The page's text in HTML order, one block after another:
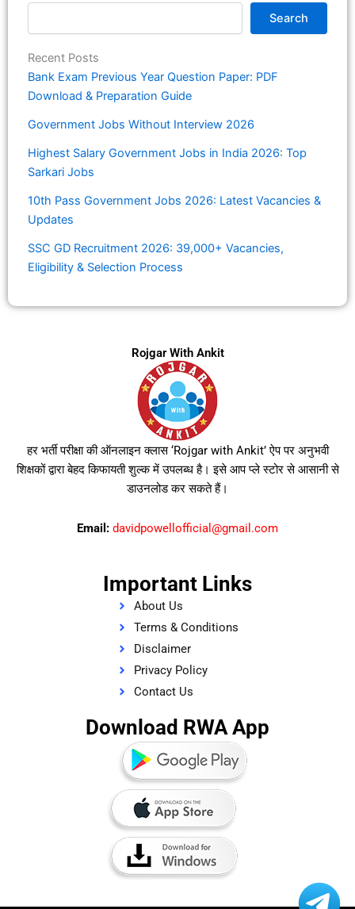
Search
Recent Posts
Bank Exam Previous Year Question Paper: PDF
Download & Preparation Guide
Government Jobs Without Interview 2026
Highest Salary Government Jobs in India 2026: Top
Sarkari Jobs
10th Pass Government Jobs 2026: Latest Vacancies &
Updates
SSC GD Recruitment 2026: 39,000+ Vacancies,
Eligibility & Selection Process
Rojgar With Ankit
हर भर्ती परीक्षा की ऑनलाइन क्लास ‘Rojgar with Ankit’ ऐप पर अनुभवी
शिक्षकों द्वारा बेहद किफायती शुल्क में उपलब्ध है। इसे आप प्ले स्टोर से आसानी से
डाउनलोड कर सकते हैं।
Email: davidpowellofficial@gmail.com
Important Links
About Us
Terms & Conditions
Disclaimer
Privacy Policy
Contact Us
Download RWA App